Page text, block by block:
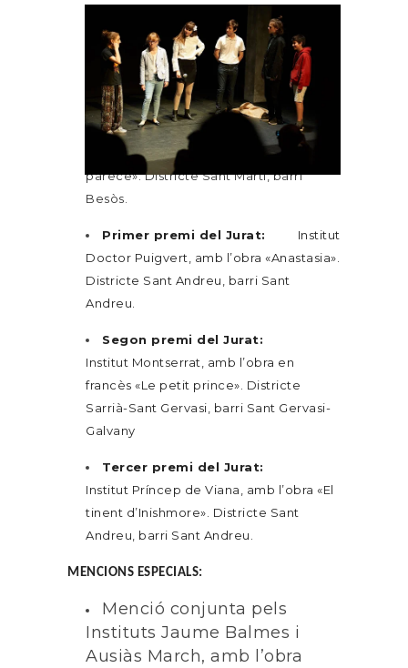
Els premis d’aquest curs són per:
Premi especial del
públic:
Institut Barri Besòs, amb
l’obra «Mr Hyde, no todo es lo que
parece». Districte Sant Martí, barri
Besòs.
Primer premi del Jurat: Institut
Doctor Puigvert, amb l’obra «Anastasia».
Districte Sant Andreu, barri Sant
Andreu.
Segon premi del Jurat:
Institut Montserrat, amb l’obra en
francès «Le petit prince». Districte
Sarrià-Sant Gervasi, barri Sant Gervasi-
Galvany
Tercer premi del Jurat:
Institut Príncep de Viana, amb l’obra «El
tinent d’Inishmore». Districte Sant
Andreu, barri Sant Andreu.
MENCIONS ESPECIALS:
Menció conjunta pels
Instituts Jaume Balmes i
Ausiàs March, amb l’obra